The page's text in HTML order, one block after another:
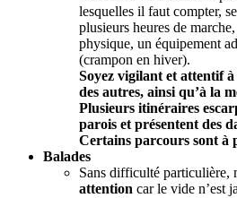
lesquelles il faut compter,
plusieurs heures de
physique, un équipement
(crampon en hiver).
Soyez vigilant et attentif
des autres, ainsi qu’à la
Plusieurs itinéraires
parois et présentent des
Certains parcours sont à
Balades
Sans difficulté particulière,
attention car le vide n’est